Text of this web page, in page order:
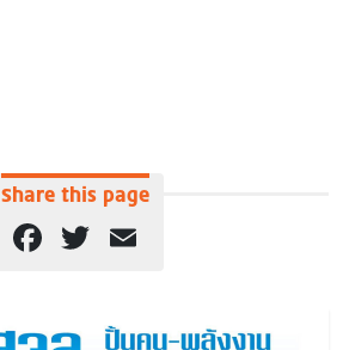
Share this page
Facebook
Twitter